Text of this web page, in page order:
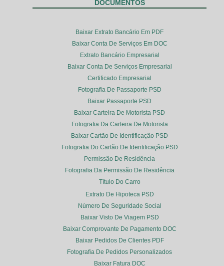
DOCUMENTOS
Baixar Extrato Bancário Em PDF
Baixar Conta De Serviços Em DOC
Extrato Bancário Empresarial
Baixar Conta De Serviços Empresarial
Certificado Empresarial
Fotografia De Passaporte PSD
Baixar Passaporte PSD
Baixar Carteira De Motorista PSD
Fotografia Da Carteira De Motorista
Baixar Cartão De Identificação PSD
Fotografia Do Cartão De Identificação PSD
Permissão De Residência
Fotografia Da Permissão De Residência
Título Do Carro
Extrato De Hipoteca PSD
Número De Seguridade Social
Baixar Visto De Viagem PSD
Baixar Comprovante De Pagamento DOC
Baixar Pedidos De Clientes PDF
Fotografia De Pedidos Personalizados
Baixar Fatura DOC